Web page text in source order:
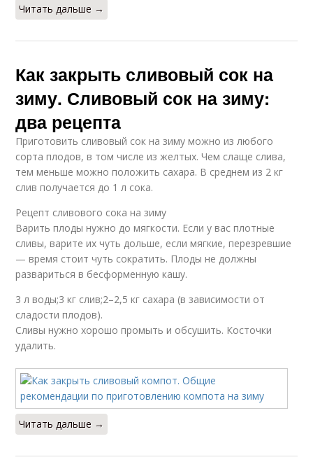
Читать дальше →
Как закрыть сливовый сок на
зиму. Сливовый сок на зиму:
два рецепта
Приготовить сливовый сок на зиму можно из любого
сорта плодов, в том числе из желтых. Чем слаще слива,
тем меньше можно положить сахара. В среднем из 2 кг
слив получается до 1 л сока.
Рецепт сливового сока на зиму
Варить плоды нужно до мягкости. Если у вас плотные
сливы, варите их чуть дольше, если мягкие, перезревшие
— время стоит чуть сократить. Плоды не должны
развариться в бесформенную кашу.
3 л воды;3 кг слив;2–2,5 кг сахара (в зависимости от
сладости плодов).
Сливы нужно хорошо промыть и обсушить. Косточки
удалить.
Читать дальше →